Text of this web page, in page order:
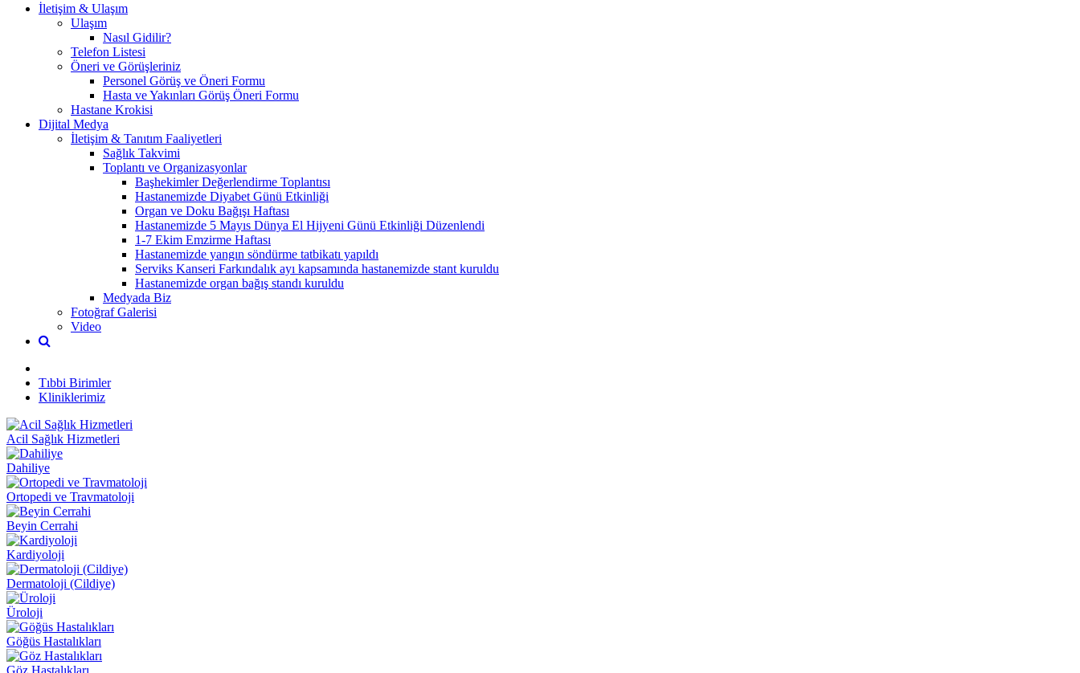
İletişim & Ulaşım
Ulaşım
Nasıl Gidilir?
Telefon Listesi
Öneri ve Görüşleriniz
Personel Görüş ve Öneri Formu
Hasta ve Yakınları Görüş Öneri Formu
Hastane Krokisi
Dijital Medya
İletişim & Tanıtım Faaliyetleri
Sağlık Takvimi
Toplantı ve Organizasyonlar
Başhekimler Değerlendirme Toplantısı
Hastanemizde Diyabet Günü Etkinliği
Organ ve Doku Bağışı Haftası
Hastanemizde 5 Mayıs Dünya El Hijyeni Günü Etkinliği Düzenlendi
1-7 Ekim Emzirme Haftası
Hastanemizde yangın söndürme tatbikatı yapıldı
Serviks Kanseri Farkındalık ayı kapsamında hastanemizde stant kuruldu
Hastanemizde organ bağış standı kuruldu
Medyada Biz
Fotoğraf Galerisi
Video
Tıbbi Birimler
Kliniklerimiz
Acil Sağlık Hizmetleri
Dahiliye
Ortopedi ve Travmatoloji
Beyin Cerrahi
Kardiyoloji
Dermatoloji (Cildiye)
Üroloji
Göğüs Hastalıkları
Göz Hastalıkları